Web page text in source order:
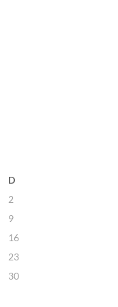
D
2
9
16
23
30